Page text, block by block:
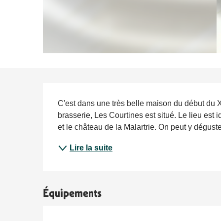
Description
C'est dans une très belle maison du début
brasserie, Les Courtines est situé. Le lieu est
et le château de la Malartrie. On peut y
Lire la suite
Équipements